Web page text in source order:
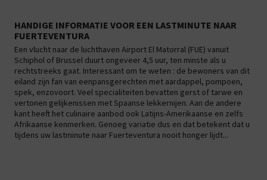
HANDIGE INFORMATIE VOOR EEN LASTMINUTE NAAR
FUERTEVENTURA
Een vlucht naar de luchthaven Airport El Matorral (FUE) vanuit
Schiphol of Brussel duurt ongeveer 4,5 uur, ten minste als u
rechtstreeks gaat. Interessant om te weten : de bewoners van dit
eiland zijn fan van eenpansgerechten met aardappel, pompoen,
spek, enzovoort. Veel specialiteiten bevatten gerst of tarwe en
vertonen gelijkenissen met Spaanse lekkernijen. Aan de andere
kant heeft het culinaire aanbod ook Latijns-Amerikaanse en zelfs
Afrikaanse kenmerken. Genoeg variatie dus en dat betekent dat u
tijdens uw lastminute naar Fuerteventura nooit honger lijdt...